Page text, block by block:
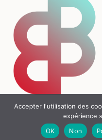
Accepter l'utilisation des
expérience
OK
Non